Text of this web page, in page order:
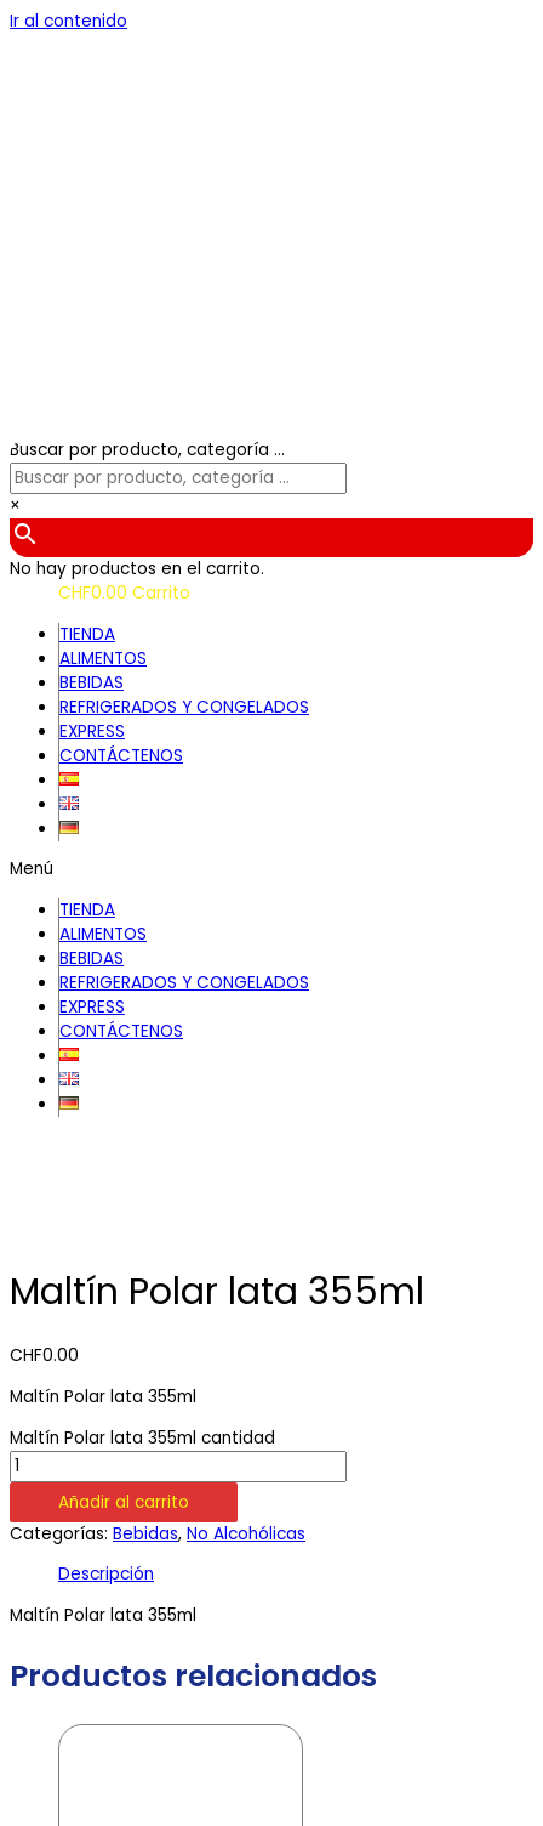
Ir al contenido
Buscar por producto, categoría ...
×
No hay productos en el carrito.
CHF0.00 Carrito
TIENDA
ALIMENTOS
BEBIDAS
REFRIGERADOS Y CONGELADOS
EXPRESS
CONTÁCTENOS
Menú
TIENDA
ALIMENTOS
BEBIDAS
REFRIGERADOS Y CONGELADOS
EXPRESS
CONTÁCTENOS
Maltín Polar lata 355ml
CHF0.00
Maltín Polar lata 355ml
Maltín Polar lata 355ml cantidad
Añadir al carrito
Categorías: Bebidas, No Alcohólicas
Descripción
Maltín Polar lata 355ml
Productos relacionados